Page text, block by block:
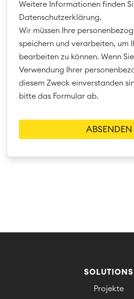
Weitere Informationen finden
Datenschutzerklärung.
Wir müssen Ihre
speichern und verarbeiten, um
bearbeiten zu können. Wenn
Verwendung Ihrer
diesem Zweck einverstanden
bitte das Formular ab.
SOLUTIONS
Projekte